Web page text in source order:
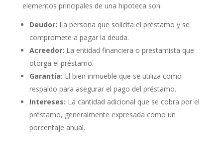
elementos principales de una hipoteca son:
Deudor: La persona que solicita el préstamo y se
compromete a pagar la deuda.
Acreedor: La entidad financiera o prestamista que
otorga el préstamo.
Garantía: El bien inmueble que se utiliza como
respaldo para asegurar el pago del préstamo.
Intereses: La cantidad adicional que se cobra por el
préstamo, generalmente expresada como un
porcentaje anual.